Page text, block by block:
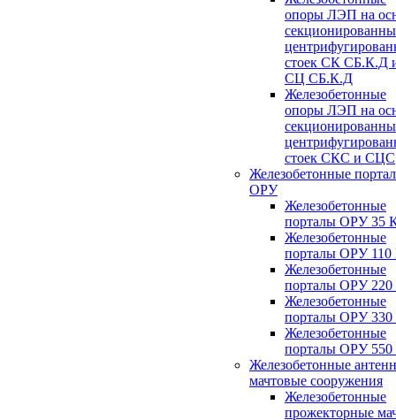
опоры ЛЭП на
стоек СК СБ.К.Д
СЦ СБ.К.Д
Железобетонные
опоры ЛЭП на
стоек СКС и СЦС
Железобетонные
ОРУ
Железобетонные
порталы ОРУ 35
Железобетонные
порталы ОРУ
Железобетонные
порталы ОРУ
Железобетонные
порталы ОРУ
Железобетонные
порталы ОРУ
Железобетонные
мачтовые сооружения
Железобетонные
прожекторные